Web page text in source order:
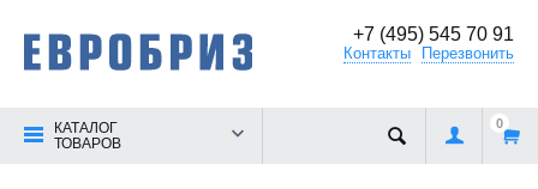
+7 (495) 545 70 91
Контакты Перезвонить
КАТАЛОГ
ТОВАРОВ
0